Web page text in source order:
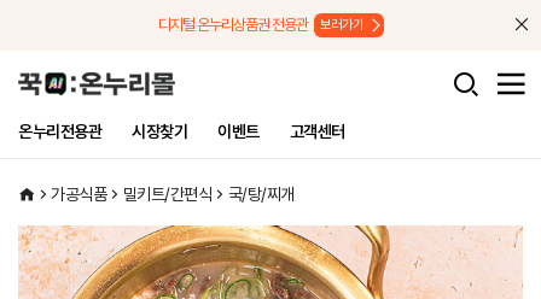
디지털 온누리상품권 전용관 보러가기
온누리전용관 시장찾기 이벤트 고객센터
가공식품 밀키트/간편식 국/탕/찌개